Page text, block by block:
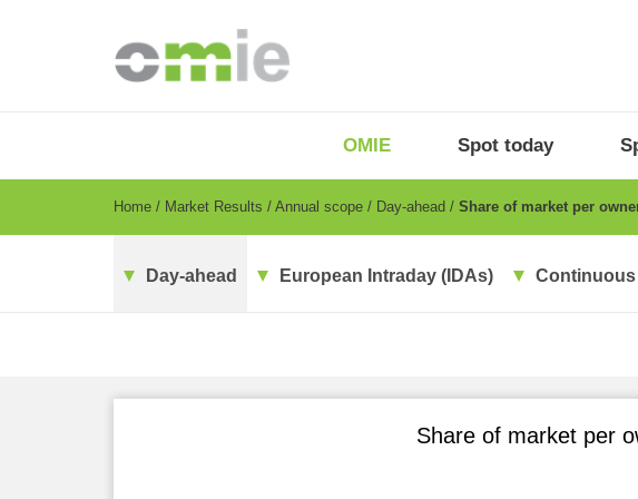
EN
OMIE Spot today
Breadcrumb
Home Market Results Annual scope Day-ahead Share of market per
Day-ahead European Intraday (IDAs)
Share of market per